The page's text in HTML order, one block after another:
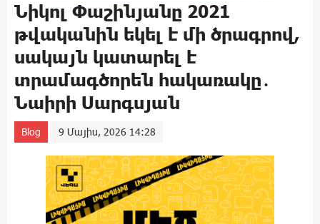
Նիկոլ Փաշինյանը 2021
թվականին եկել է մի ծրագրով,
սակայն կատարել է
տրամագծորեն հակառակը․
Նաիրի Սարգսյան
Blog 9 Մայիս, 2026 14:28